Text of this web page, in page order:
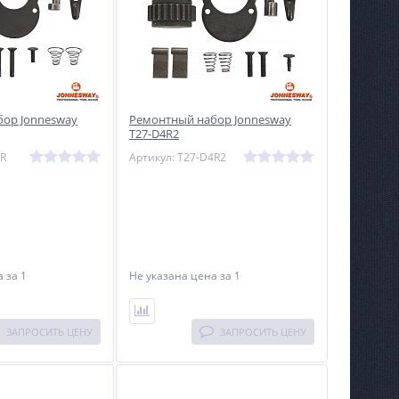
Jonnesway
за 1
ЗАПРОСИТЬ ЦЕНУ
Ремонтный набор Jonnesway
T27-D4R2
Артикул: T27-D4R2
Не указана цена за 1
ЗАПРОСИТЬ ЦЕНУ